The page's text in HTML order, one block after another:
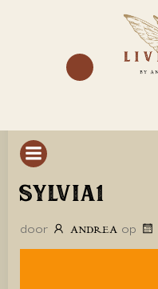
SYLVIA1
door ANDREA op